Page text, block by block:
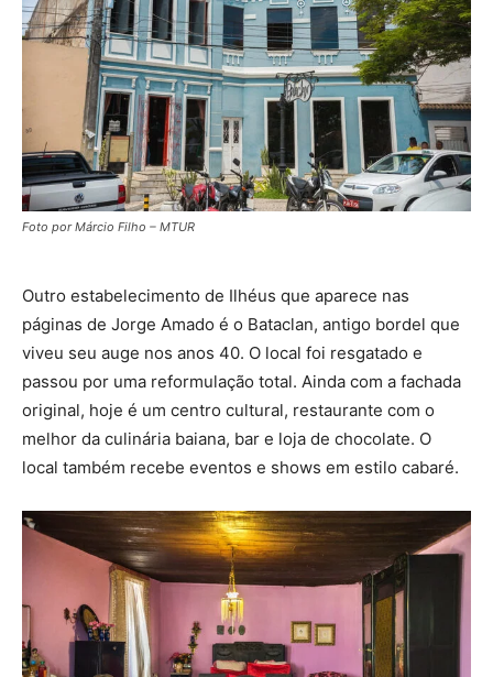
Foto por Márcio Filho – MTUR
Outro estabelecimento de Ilhéus que aparece nas
páginas de Jorge Amado é o Bataclan, antigo bordel que
viveu seu auge nos anos 40. O local foi resgatado e
passou por uma reformulação total. Ainda com a fachada
original, hoje é um centro cultural, restaurante com o
melhor da culinária baiana, bar e loja de chocolate. O
local também recebe eventos e shows em estilo cabaré.